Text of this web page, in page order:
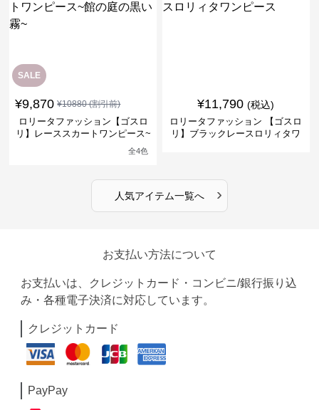
SALE
¥9,870 ¥10880(割引前)
ロリータファッション【ゴスロ
リ】レーススカートワンピース~
全4色
¥11,790 (税込)
ロリータファッション 【ゴスロ
リ】ブラックレースロリィタワ
人気アイテム一覧へ ›
お支払い方法について
お支払いは、クレジットカード・コンビニ/銀行振り込
み・各種電子決済に対応しています。
クレジットカード
PayPay